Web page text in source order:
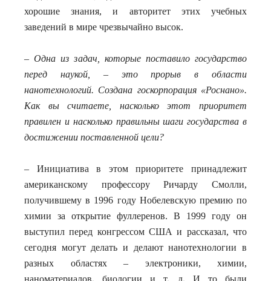
хорошие знания, и авторитет этих учебных
заведений в мире чрезвычайно высок.
– Одна из задач, которые поставило государство
перед наукой, – это прорыв в области
нанотехнологий. Создана госкорпорация «Роснано».
Как вы считаете, насколько этот приоритет
правилен и насколько правильны шаги государства в
достижении поставленной цели?
– Инициатива в этом приоритете принадлежит
американскому профессору Ричарду Смолли,
получившему в 1996 году Нобелевскую премию по
химии за открытие фуллеренов. В 1999 году он
выступил перед конгрессом США и рассказал, что
сегодня могут делать и делают нанотехнологии в
разных областях – электроники, химии,